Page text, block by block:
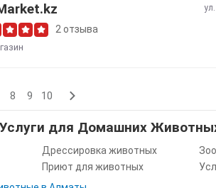
2 отзыва
8 9 10
для Домашних
Дрессировка животных
Приют для животных